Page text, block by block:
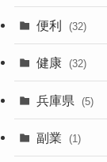
便利 (32)
健康 (32)
兵庫県 (5)
副業 (1)